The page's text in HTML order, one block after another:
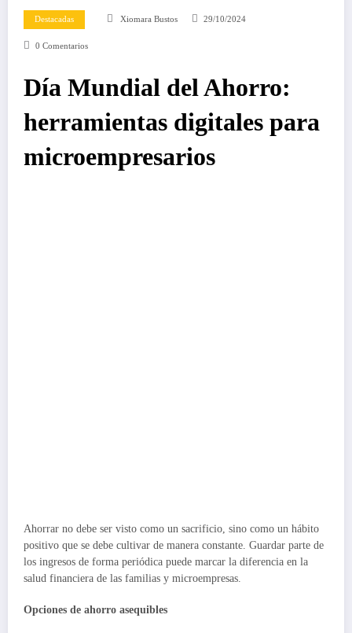
Destacadas Xiomara Bustos 29/10/2024
0 Comentarios
Día Mundial del Ahorro:
herramientas digitales para
microempresarios
Ahorrar no debe ser visto como un sacrificio, sino como un hábito
positivo que se debe cultivar de manera constante. Guardar parte de
los ingresos de forma periódica puede marcar la diferencia en la
salud financiera de las familias y microempresas.
Opciones de ahorro asequibles